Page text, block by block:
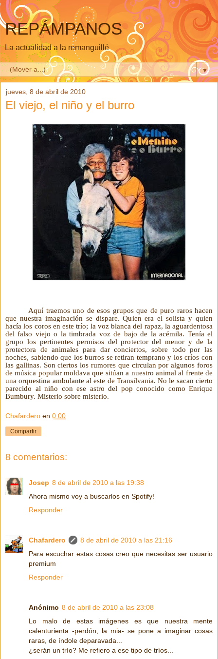
REPÁMPANOS
La actualidad a la remanguillé
▼
jueves, 8 de abril de 2010
El viejo, el niño y el burro
Aquí traemos uno de esos grupos que de puro raros hacen
que nuestra imaginación se dispare. Quien era el solista y quien
hacía los coros en este trío; la voz blanca del rapaz, la aguardentosa
del falso viejo o la timbrada voz de bajo de la acémila. Tenía el
grupo los pertinentes permisos del protector del menor y de la
protectora de animales para dar conciertos, sobre todo por las
noches, sabiendo que los burros se retiran temprano y los críos con
las gallinas. Son ciertos los rumores que circulan por algunos foros
de música popular moldava que sitúan a nuestro animal al frente de
una orquestina ambulante al este de Transilvania. No le sacan cierto
parecido al niño con ese astro del pop conocido como Enrique
Bumbury. Misterio sobre misterio.
Chafardero en 0:00
Compartir
8 comentarios:
Josep 8 de abril de 2010 a las 19:38
Ahora mismo voy a buscarlos en Spotify!
Responder
Chafardero
8 de abril de 2010 a las 21:16
Para escuchar estas cosas creo que necesitas ser usuario
premium
Responder
Anónimo 8 de abril de 2010 a las 23:08
Lo malo de estas imágenes es que nuestra mente
calenturienta -perdón, la mia- se pone a imaginar cosas
raras, de índole deparavada...
¿serán un trío? Me refiero a ese tipo de tríos...